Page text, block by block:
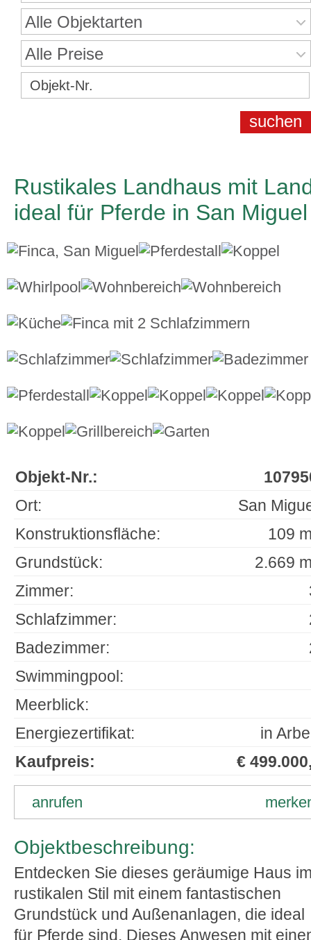
Alle Objektarten
Alle Preise
Rustikales Landhaus mit
ideal für Pferde in San Miguel
Objekt-Nr.:
Ort:
San
Konstruktionsfläche:
109
Grundstück:
2.669
Zimmer:
Schlafzimmer:
Badezimmer:
Swimmingpool:
Meerblick:
Energiezertifikat:
in
Kaufpreis:
€
anrufen
Objektbeschreibung:
Entdecken Sie dieses geräumige Haus
rustikalen Stil mit einem fantastischen
Grundstück und Außenanlagen, die ideal
für Pferde sind. Dieses Anwesen mit